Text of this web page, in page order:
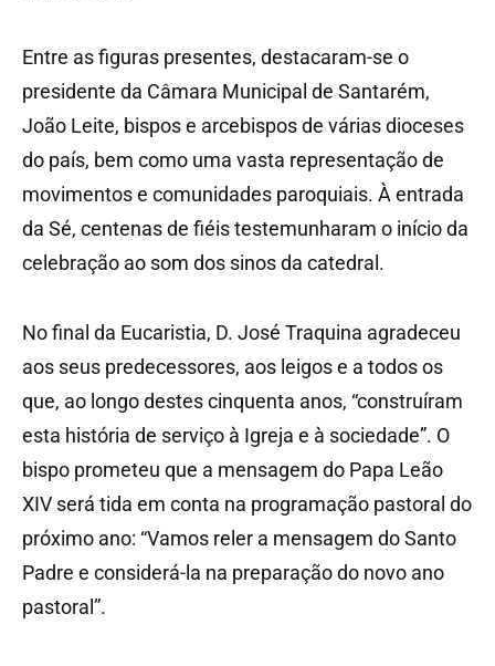
Entre as figuras presentes, destacaram-se o
presidente da Câmara Municipal de Santarém,
João Leite, bispos e arcebispos de várias dioceses
do país, bem como uma vasta representação de
movimentos e comunidades paroquiais. À entrada
da Sé, centenas de fiéis testemunharam o início da
celebração ao som dos sinos da catedral.
No final da Eucaristia, D. José Traquina agradeceu
aos seus predecessores, aos leigos e a todos os
que, ao longo destes cinquenta anos, “construíram
esta história de serviço à Igreja e à sociedade”. O
bispo prometeu que a mensagem do Papa Leão
XIV será tida em conta na programação pastoral do
próximo ano: “Vamos reler a mensagem do Santo
Padre e considerá-la na preparação do novo ano
pastoral”.